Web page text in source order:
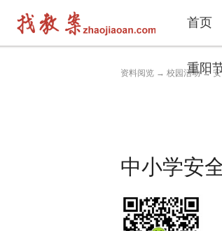
首页
重阳
资料阅览 → 校园活动→
中小学安